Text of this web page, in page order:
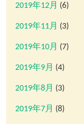
2019年12月 (6)
2019年11月 (3)
2019年10月 (7)
2019年9月 (4)
2019年8月 (3)
2019年7月 (8)